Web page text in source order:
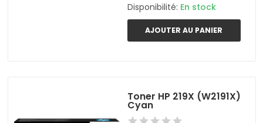
Disponibilité: En stock
AJOUTER AU PANIER
Toner HP 219X (W2191X)
Cyan